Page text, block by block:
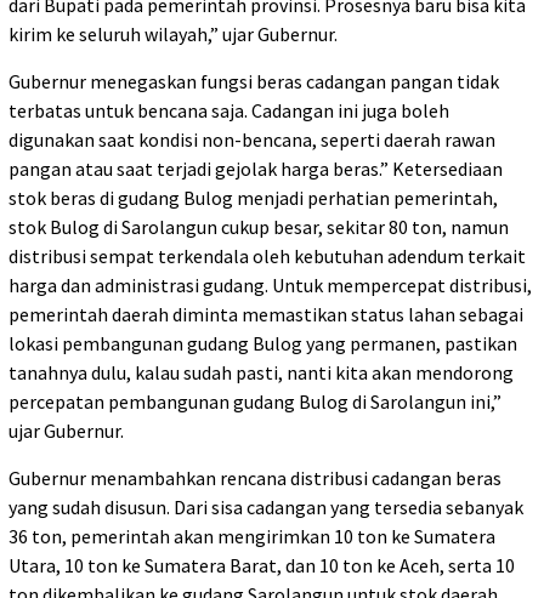
kirim ke seluruh wilayah,” ujar Gubernur.
Gubernur menegaskan fungsi beras cadangan pangan tidak
terbatas untuk bencana saja. Cadangan ini juga boleh
digunakan saat kondisi non-bencana, seperti daerah rawan
pangan atau saat terjadi gejolak harga beras.” Ketersediaan
stok beras di gudang Bulog menjadi perhatian pemerintah,
stok Bulog di Sarolangun cukup besar, sekitar 80 ton, namun
distribusi sempat terkendala oleh kebutuhan adendum terkait
harga dan administrasi gudang. Untuk mempercepat distribusi,
pemerintah daerah diminta memastikan status lahan sebagai
lokasi pembangunan gudang Bulog yang permanen, pastikan
tanahnya dulu, kalau sudah pasti, nanti kita akan mendorong
percepatan pembangunan gudang Bulog di Sarolangun ini,”
ujar Gubernur.
Gubernur menambahkan rencana distribusi cadangan beras
yang sudah disusun. Dari sisa cadangan yang tersedia sebanyak
36 ton, pemerintah akan mengirimkan 10 ton ke Sumatera
Utara, 10 ton ke Sumatera Barat, dan 10 ton ke Aceh, serta 10